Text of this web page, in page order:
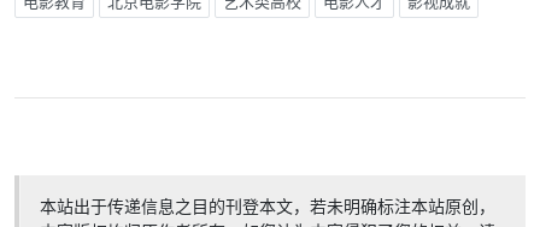
本站出于传递信息之目的刊登本文，若未明确标注本站原创，